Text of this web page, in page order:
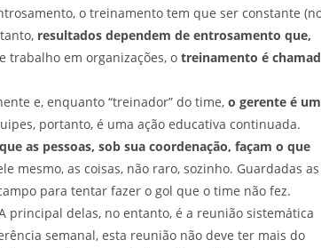
o treinamento tem que ser constante
resultados dependem de entrosamento que,
trabalho em organizações, o treinamento é
e, enquanto “treinador” do time, o gerente é um
portanto, é uma ação educativa continuada.
as pessoas, sob sua coordenação, façam o que
mesmo, as coisas, não raro, sozinho. Guardadas as
para tentar fazer o gol que o time não fez.
principal delas, no entanto, é a reunião sistemática
semanal, esta reunião não deve ter mais do